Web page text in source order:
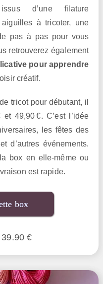
d’une filature
à tricoter, une
pas à pas pour vous
retrouverez également
pour apprendre
créatif.
tricot pour débutant, il
49,90 €. C’est l’idée
les fêtes des
d’autres événements.
box en elle-même ou
est rapide.
box
€